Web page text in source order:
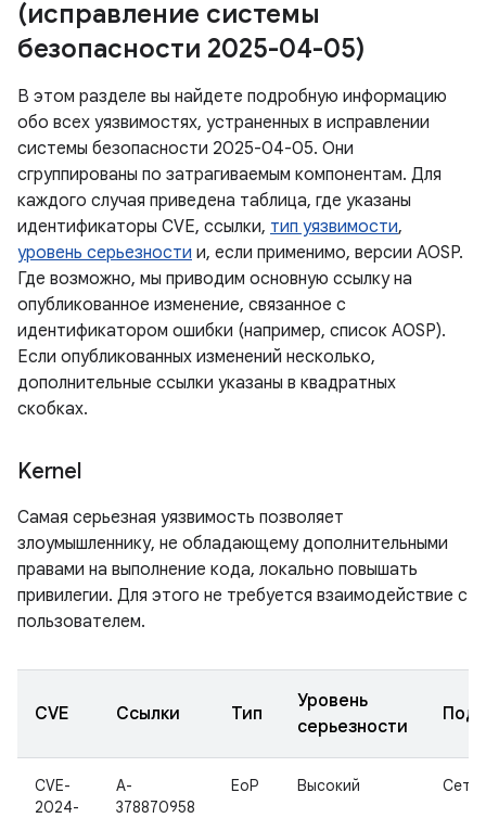
(исправление системы
безопасности 2025-04-05)
В этом разделе вы найдете подробную информацию
обо всех уязвимостях, устраненных в исправлении
системы безопасности 2025-04-05. Они
сгруппированы по затрагиваемым компонентам. Для
каждого случая приведена таблица, где указаны
идентификаторы CVE, ссылки, тип уязвимости,
уровень серьезности и, если применимо, версии AOSP.
Где возможно, мы приводим основную ссылку на
опубликованное изменение, связанное с
идентификатором ошибки (например, список AOSP).
Если опубликованных изменений несколько,
дополнительные ссылки указаны в квадратных
скобках.
Kernel
Самая серьезная уязвимость позволяет
злоумышленнику, не обладающему дополнительными
правами на выполнение кода, локально повышать
привилегии. Для этого не требуется взаимодействие с
пользователем.
CVE Ссылки Тип
Уровень
серьезности
CVE-
2024-
A-
378870958
EoP Высокий Сеть